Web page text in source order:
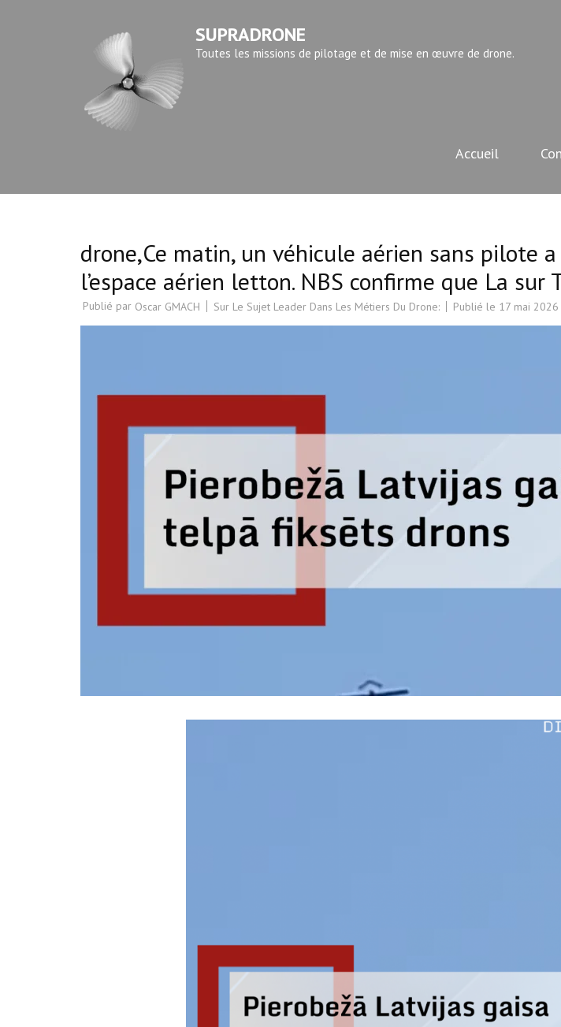
SUPRADRONE
Toutes les missions de pilotage et de mise en œuvre de drone.
Accueil
drone,Ce matin, un véhicule aérien sans pilote
l’espace aérien letton. NBS confirme que La sur
Publié par Oscar GMACH Sur Le Sujet Leader Dans Les Métiers Du Drone: Publié le 17 mai 2026